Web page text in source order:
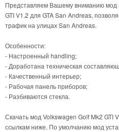
Представляем Вашему вниманию мод
GTI V1.2 для GTA San Andreas,
трафик на улицах San Andreas.
Особенности:
- Настроенный handling;
- Доработана техническая
- Качественный интерьер;
- Рабочая панель приборов;
- Разбиваются стекла.
Скачать мод Volkswagen Golf Mk2 GTI
ссылкам ниже. По умолчанию мод